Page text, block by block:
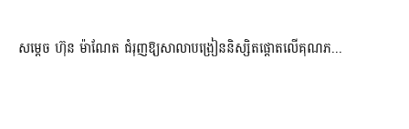
សម្តេច ហ៊ុន ម៉ាណែត ជំរុញឱ្យសាលាបង្រៀននិស្សិតផ្តោតលើគុណភ...